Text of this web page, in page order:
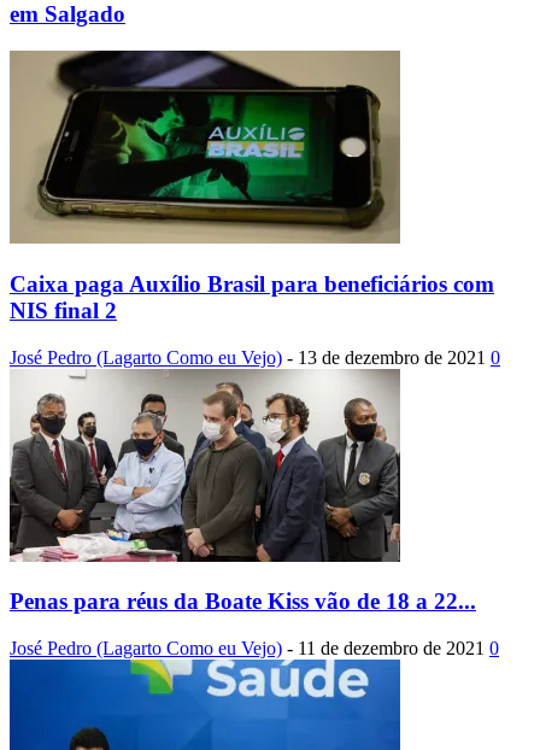
em Salgado
Caixa paga Auxílio Brasil para beneficiários com
NIS final 2
José Pedro (Lagarto Como eu Vejo) - 13 de dezembro de 2021 0
Penas para réus da Boate Kiss vão de 18 a 22...
José Pedro (Lagarto Como eu Vejo) - 11 de dezembro de 2021 0